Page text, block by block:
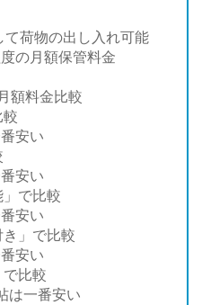
荷物の出し入れ可能
の月額保管料金
額料金比較
安い
安い
」で比較
安い
き」で比較
安い
で比較
は一番安い